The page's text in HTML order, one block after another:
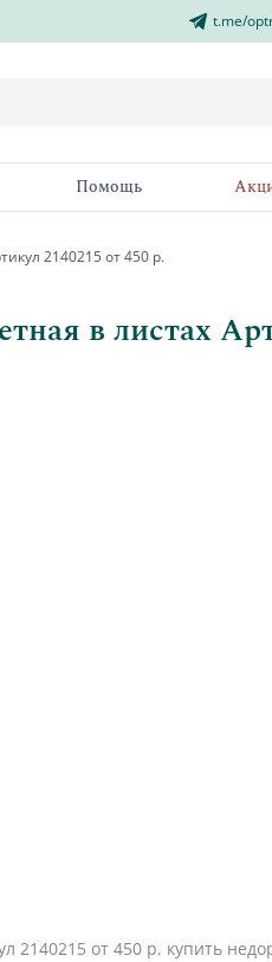
t.me/
Помощь
2140215 от 450 р.
в листах
2140215 от 450 р. купить